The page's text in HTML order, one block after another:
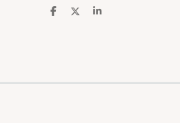
P
r
P
r
P
r